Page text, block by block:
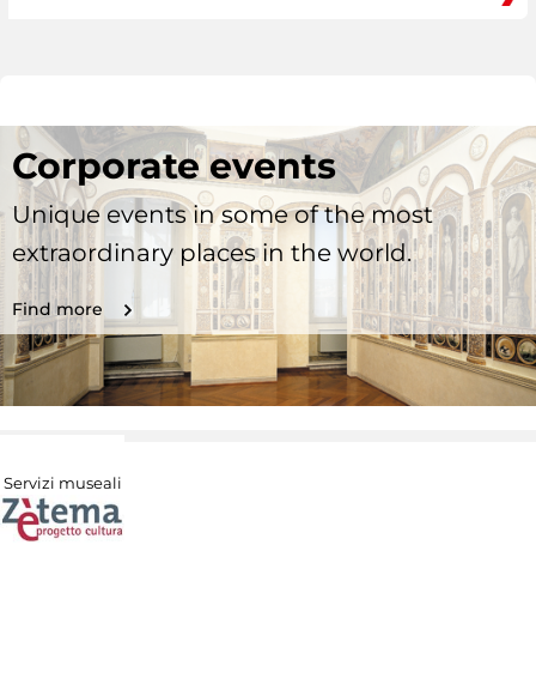
Corporate events
Unique events in some of the most
extraordinary places in the world.
Find more
Servizi museali